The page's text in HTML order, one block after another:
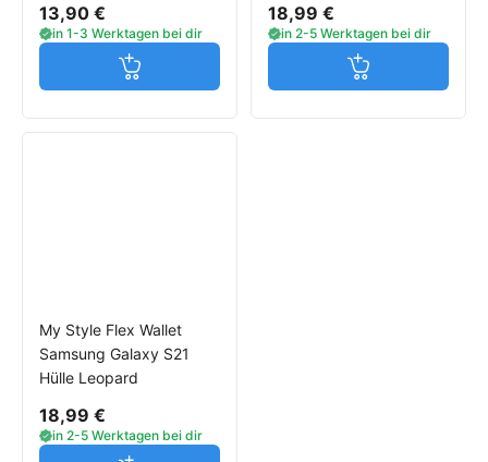
13,90 €
in 1-3 Werktagen bei dir
Jetzt in den Warenkorb
18,99 €
in 2-5 Werktagen bei dir
Jetzt in den
My Style Flex Wallet
Samsung Galaxy S21
Hülle Leopard
18,99 €
in 2-5 Werktagen bei dir